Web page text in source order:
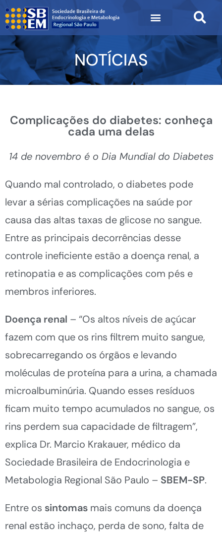
NOTÍCIAS
Complicações do diabetes: conheça
cada uma delas
14 de novembro é o Dia Mundial do Diabetes
Quando mal controlado, o diabetes pode
levar a sérias complicações na saúde por
causa das altas taxas de glicose no sangue.
Entre as principais decorrências desse
controle ineficiente estão a doença renal, a
retinopatia e as complicações com pés e
membros inferiores.
Doença renal – “Os altos níveis de açúcar
fazem com que os rins filtrem muito sangue,
sobrecarregando os órgãos e levando
moléculas de proteína para a urina, a chamada
microalbuminúria. Quando esses resíduos
ficam muito tempo acumulados no sangue, os
rins perdem sua capacidade de filtragem”,
explica Dr. Marcio Krakauer, médico da
Sociedade Brasileira de Endocrinologia e
Metabologia Regional São Paulo – SBEM-SP.
Entre os sintomas mais comuns da doença
renal estão inchaço, perda de sono, falta de